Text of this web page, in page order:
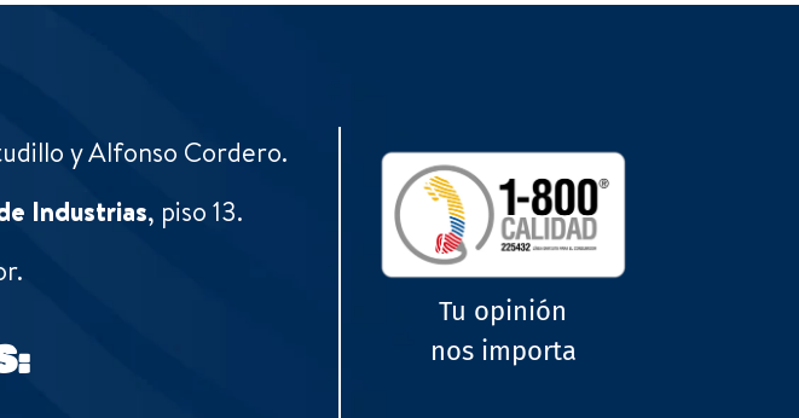
y Alfonso Cordero.
Industrias, piso 13.
Tu opinión
nos importa